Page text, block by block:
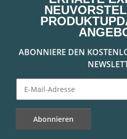
ABONNIERE DEN
Abonnieren